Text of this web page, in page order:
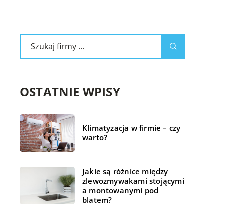
OSTATNIE WPISY
Klimatyzacja w firmie – czy
warto?
Jakie są różnice między
zlewozmywakami stojącymi
a montowanymi pod
blatem?